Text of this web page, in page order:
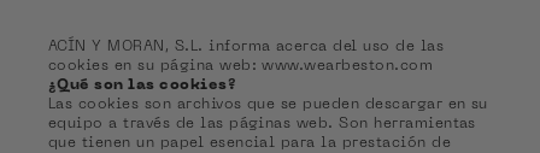
ACÍN Y MORAN, S.L. informa acerca del uso de las
cookies en su página web: www.wearbeston.com
¿Qué son las cookies?
Las cookies son archivos que se pueden descargar en su
equipo a través de las páginas web. Son herramientas
que tienen un papel esencial para la prestación de